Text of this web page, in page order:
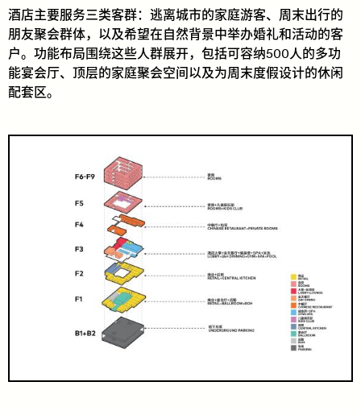
酒店主要服务三类客群：逃离城市的家庭游客、周末出行的
朋友聚会群体，以及希望在自然背景中举办婚礼和活动的客
户。功能布局围绕这些人群展开，包括可容纳500人的多功
能宴会厅、顶层的家庭聚会空间以及为周末度假设计的休闲
配套区。